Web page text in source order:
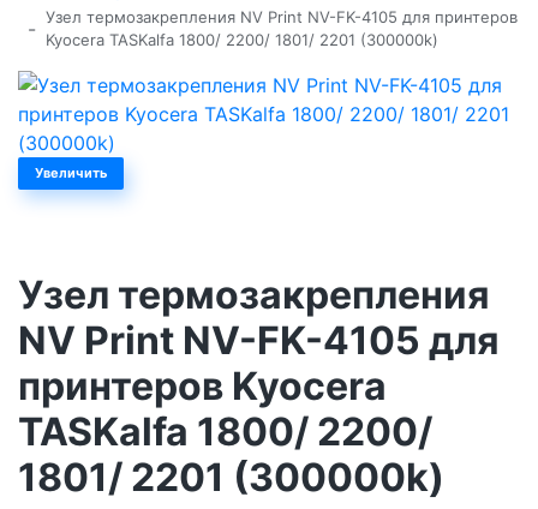
- Узел термозакрепления NV Print NV-FK-4105 для принтеров
Kyocera TASKalfa 1800/ 2200/ 1801/ 2201 (300000k)
Увеличить
Узел термозакрепления
NV Print NV-FK-4105 для
принтеров Kyocera
TASKalfa 1800/ 2200/
1801/ 2201 (300000k)